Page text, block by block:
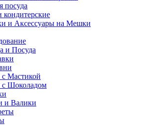
посуда
и Аксессуары на Мешки
и Посуда
с Мастикой
с Шоколадом
и Валики